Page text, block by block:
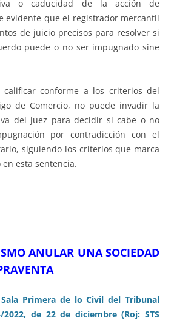
o caducidad de la acción de
evidente que el registrador mercantil
de juicio precisos para resolver si
puede o no ser impugnado sine
calificar conforme a los criterios del
de Comercio, no puede invadir la
del juez para decidir si cabe o no
por contradicción con el
siguiendo los criterios que marca
esta sentencia.
ANULAR UNA SOCIEDAD
Primera de lo Civil del Tribunal
de 22 de diciembre (Roj: STS